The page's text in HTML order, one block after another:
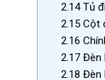
2.14Tủ
2.15Cột
2.16
2.17Đèn
2.18 Đèn